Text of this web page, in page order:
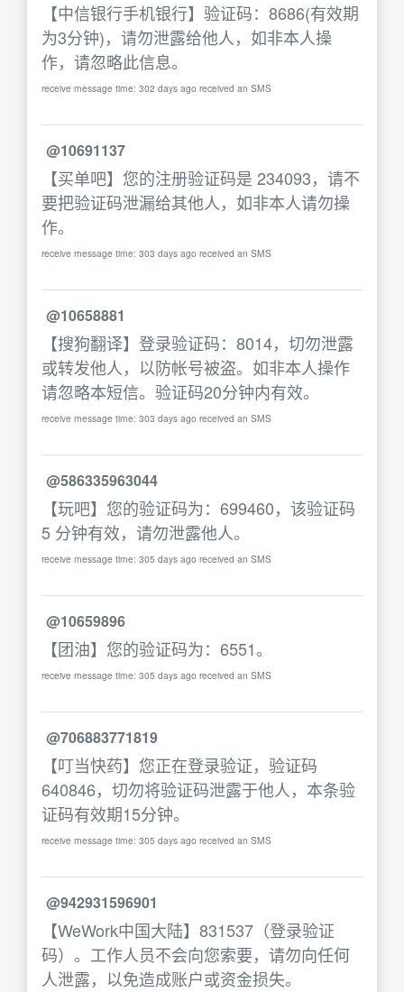
【中信银行手机银行】验证码：8686(有效期
为3分钟)，请勿泄露给他人，如非本人操
作，请忽略此信息。
receive message time: 302 days ago received an SMS
@10691137
【买单吧】您的注册验证码是 234093，请不
要把验证码泄漏给其他人，如非本人请勿操
作。
receive message time: 303 days ago received an SMS
@10658881
【搜狗翻译】登录验证码：8014，切勿泄露
或转发他人，以防帐号被盗。如非本人操作
请忽略本短信。验证码20分钟内有效。
receive message time: 303 days ago received an SMS
@586335963044
【玩吧】您的验证码为：699460，该验证码
5 分钟有效，请勿泄露他人。
receive message time: 305 days ago received an SMS
@10659896
【团油】您的验证码为：6551。
receive message time: 305 days ago received an SMS
@706883771819
【叮当快药】您正在登录验证，验证码
640846，切勿将验证码泄露于他人，本条验
证码有效期15分钟。
receive message time: 305 days ago received an SMS
@942931596901
【WeWork中国大陆】831537（登录验证
码）。工作人员不会向您索要，请勿向任何
人泄露，以免造成账户或资金损失。